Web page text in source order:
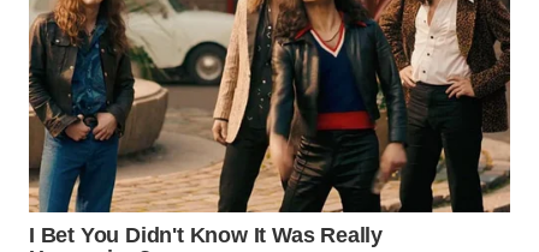
WN
KALSEL
WN
KALTIM
WN